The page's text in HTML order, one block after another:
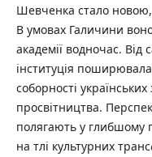
Шевченка стало
В умовах Галичини
академії водночас. Від
інституція
соборності
просвітництва.
полягають у глибшому
на тлі культурних